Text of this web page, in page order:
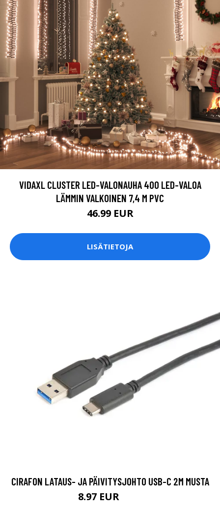
VIDAXL CLUSTER LED-VALONAUHA 400 LED-VALOA
LÄMMIN VALKOINEN 7,4 M PVC
46.99 EUR
LISÄTIETOJA
CIRAFON LATAUS- JA PÄIVITYSJOHTO USB-C 2M MUSTA
8.97 EUR